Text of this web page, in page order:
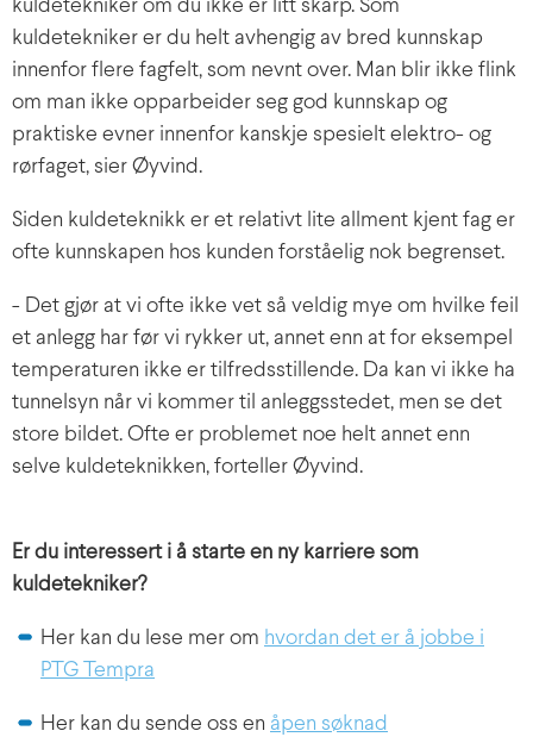
kuldetekniker om du ikke er litt skarp. Som
kuldetekniker er du helt avhengig av bred kunnskap
innenfor flere fagfelt, som nevnt over. Man blir ikke flink
om man ikke opparbeider seg god kunnskap og
praktiske evner innenfor kanskje spesielt elektro- og
rørfaget, sier Øyvind.
Siden kuldeteknikk er et relativt lite allment kjent fag er
ofte kunnskapen hos kunden forståelig nok begrenset.
- Det gjør at vi ofte ikke vet så veldig mye om hvilke feil
et anlegg har før vi rykker ut, annet enn at for eksempel
temperaturen ikke er tilfredsstillende. Da kan vi ikke ha
tunnelsyn når vi kommer til anleggsstedet, men se det
store bildet. Ofte er problemet noe helt annet enn
selve kuldeteknikken, forteller Øyvind.
Er du interessert i å starte en ny karriere som
kuldetekniker?
Her kan du lese mer om hvordan det er å jobbe i
PTG Tempra
Her kan du sende oss en åpen søknad